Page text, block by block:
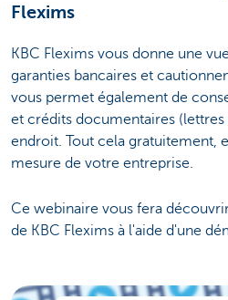
Flexims
KBC Flexims vous donne une
garanties bancaires et
vous permet également de
et crédits documentaires (lettres
endroit. Tout cela gratuitement,
mesure de votre entreprise.
Ce webinaire vous fera
de KBC Flexims à l'aide d'une